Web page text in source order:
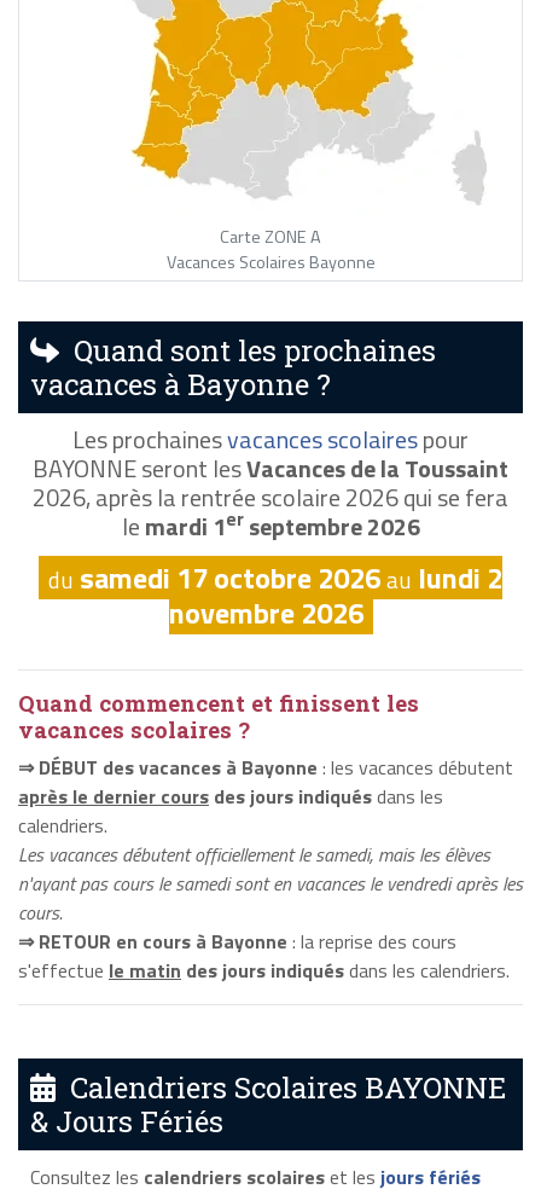
Carte ZONE A
Vacances Scolaires Bayonne
Quand sont les prochaines
vacances à Bayonne ?
Les prochainesvacances scolairespour
BAYONNE seront lesVacances de la Toussaint
2026, après la rentrée scolaire 2026 qui se fera
lemardi 1erseptembre 2026
du samedi 17 octobre 2026au lundi 2
novembre 2026
Quand commencent et finissent les
vacances scolaires ?
⇒ DÉBUT des vacances à Bayonne : les vacances débutent
après le dernier cours des jours indiquésdans les
calendriers.
Les vacances débutent officiellement le samedi, mais les élèves
n'ayant pas cours le samedi sont en vacances le vendredi après les
cours.
⇒ RETOUR en cours à Bayonne : la reprise des cours
s'effectue le matin des jours indiquésdans les calendriers.
Calendriers Scolaires BAYONNE
& Jours Fériés
Consultez les calendriers scolaireset les jours fériés